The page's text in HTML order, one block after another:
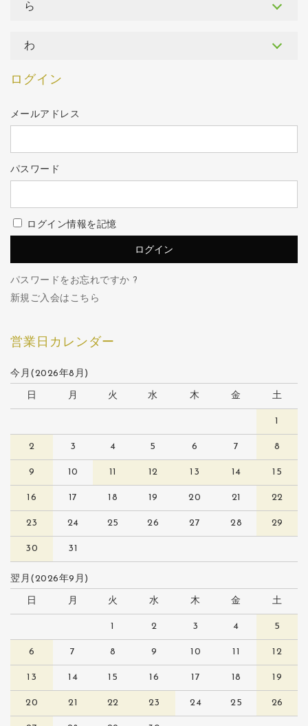
ら
わ
ログイン
メールアドレス
パスワード
ログイン情報を記憶
パスワードをお忘れですか ?
新規ご入会はこちら
営業日カレンダー
今月(2026年8月)
日 月 火 水 木 金 土
1
2 3 4 5 6 7 8
9 10 11 12 13 14 15
16 17 18 19 20 21 22
23 24 25 26 27 28 29
30 31
翌月(2026年9月)
日 月 火 水 木 金 土
1 2 3 4 5
6 7 8 9 10 11 12
13 14 15 16 17 18 19
20 21 22 23 24 25 26